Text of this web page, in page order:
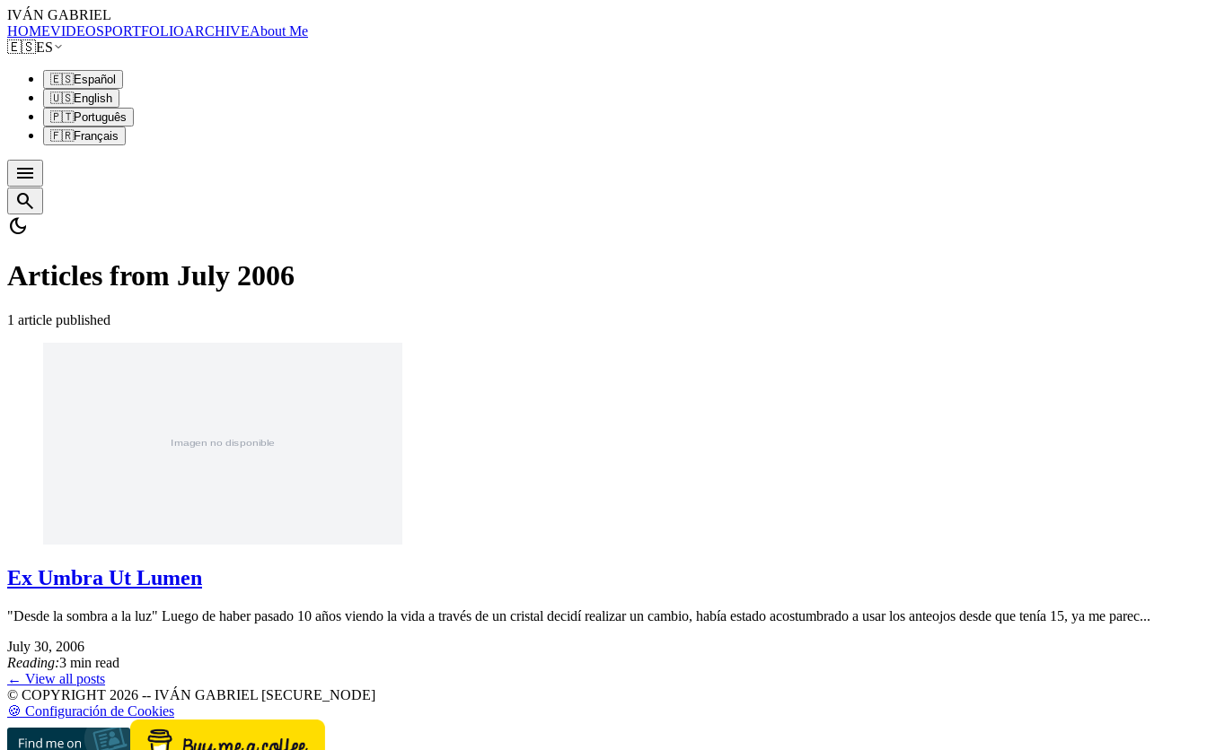
IVÁN GABRIEL
HOMEVIDEOSPORTFOLIOARCHIVEAbout Me
🇪🇸ES
🇪🇸Español
🇺🇸English
🇵🇹Português
🇫🇷Français
menu
search
dark_mode
Articles from July 2006
1 article published
Ex Umbra Ut Lumen
"Desde la sombra a la luz" Luego de haber pasado 10 años viendo la vida a través de un cristal decidí realizar un cambio, había estado acostumbrado a usar los anteojos desde que tenía 15, ya me parec...
July 30, 2006
Reading:3 min read
← View all posts
© COPYRIGHT 2026 -- IVÁN GABRIEL [SECURE_NODE]
🍪 Configuración de Cookies